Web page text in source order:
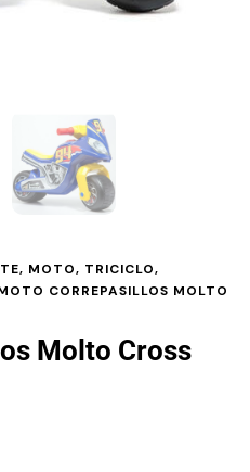
MOTO, TRICICLO,
CORREPASILLOS MOLTO
Molto Cross